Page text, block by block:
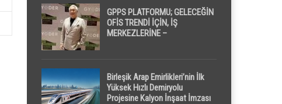
GPPS PLATFORMU; GELECEĞİN
OFİS TRENDİ İÇİN, İŞ
MERKEZLERİNE –
Birleşik Arap Emirlikleri’nin İlk
Yüksek Hızlı Demiryolu
Projesine Kalyon İnşaat İmzası